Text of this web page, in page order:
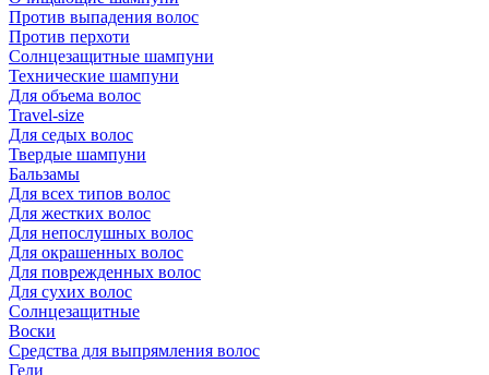
Против выпадения волос
Против перхоти
Солнцезащитные шампуни
Технические шампуни
Для объема волос
Travel-size
Для седых волос
Твердые шампуни
Бальзамы
Для всех типов волос
Для жестких волос
Для непослушных волос
Для окрашенных волос
Для поврежденных волос
Для сухих волос
Солнцезащитные
Воски
Средства для выпрямления волос
Гели